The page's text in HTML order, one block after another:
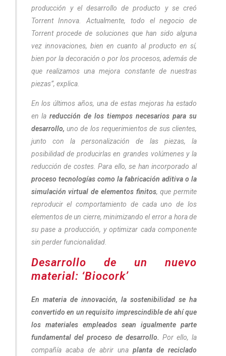
producción y el desarrollo de producto y se creó
Torrent Innova. Actualmente, todo el negocio de
Torrent procede de soluciones que han sido alguna
vez innovaciones, bien en cuanto al producto en sí,
bien por la decoración o por los procesos, además de
que realizamos una mejora constante de nuestras
piezas”, explica.
En los últimos años, una de estas mejoras ha estado
en la reducción de los tiempos necesarios para su
desarrollo, uno de los requerimientos de sus clientes,
junto con la personalización de las piezas, la
posibilidad de producirlas en grandes volúmenes y la
reducción de costes. Para ello, se han incorporado al
proceso tecnologías como la fabricación aditiva o la
simulación virtual de elementos finitos, que permite
reproducir el comportamiento de cada uno de los
elementos de un cierre, minimizando el error a hora de
su pase a producción, y optimizar cada componente
sin perder funcionalidad.
Desarrollo de un nuevo
material: ‘Biocork’
En materia de innovación, la sostenibilidad se ha
convertido en un requisito imprescindible de ahí que
los materiales empleados sean igualmente parte
fundamental del proceso de desarrollo. Por ello, la
compañía acaba de abrir una planta de reciclado